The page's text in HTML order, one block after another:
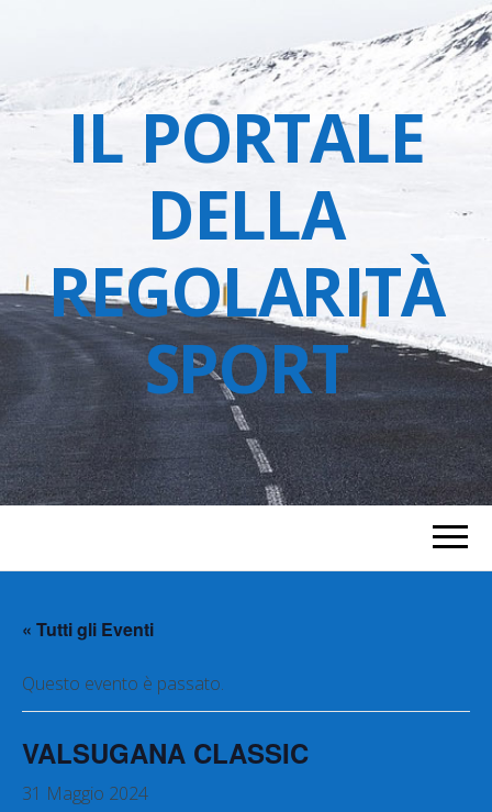
IL PORTALE
DELLA
REGOLARITÀ
SPORT
« Tutti gli Eventi
Questo evento è passato.
VALSUGANA CLASSIC
31 Maggio 2024